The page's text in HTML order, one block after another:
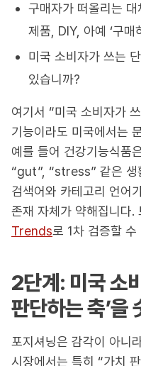
구매자가 떠올리는
제품, DIY, 아예 ‘구매
미국 소비자가 쓰는
있습니까?
여기서 “미국 소비자가
기능이라도 미국에서는
예를 들어 건강기능식품
“gut”, “stress” 같은 생
검색어와 카테고리 언어
존재 자체가 약해집니다.
Trends로 1차 검증할 수
2단계: 미국 소
판단하는 축’을
포지셔닝은 감각이 아니
시장에서는 특히 “가치